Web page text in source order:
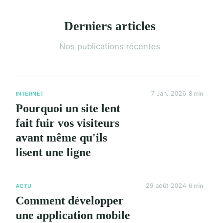
Derniers articles
Nos publications récentes
INTERNET
Pourquoi un site lent
fait fuir vos visiteurs
avant même qu'ils
lisent une ligne
7 Jan. 2026 8 min
ACTU
Comment développer
une application mobile
29 août 2024 6 min